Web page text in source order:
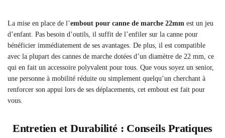
La mise en place de l’embout pour canne de marche 22mm est un jeu
d’enfant. Pas besoin d’outils, il suffit de l’enfiler sur la canne pour
bénéficier immédiatement de ses avantages. De plus, il est compatible
avec la plupart des cannes de marche dotées d’un diamètre de 22 mm, ce
qui en fait un accessoire polyvalent pour tous. Que vous soyez un senior,
une personne à mobilité réduite ou simplement quelqu’un cherchant à
renforcer son appui lors de ses déplacements, cet embout est fait pour
vous.
Entretien et Durabilité : Conseils Pratiques